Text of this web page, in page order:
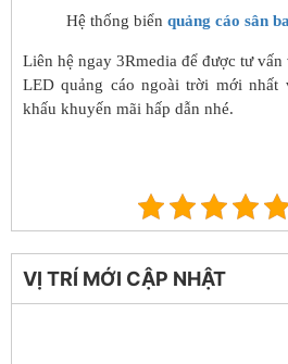
Hệ thống biển quảng cáo sân
Liên hệ ngay 3Rmedia để được tư
LED quảng cáo ngoài trời mới nhất
khấu khuyến mãi hấp dẫn nhé.
VỊ TRÍ MỚI CẬP NHẬT